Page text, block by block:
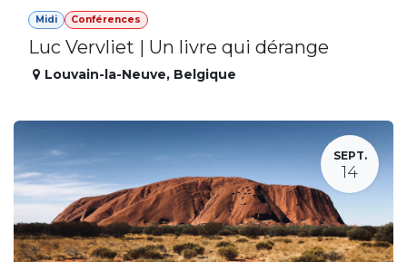
Midi Conférences
Luc Vervliet | Un livre qui dérange
Louvain-la-Neuve, Belgique
SEPT.
14